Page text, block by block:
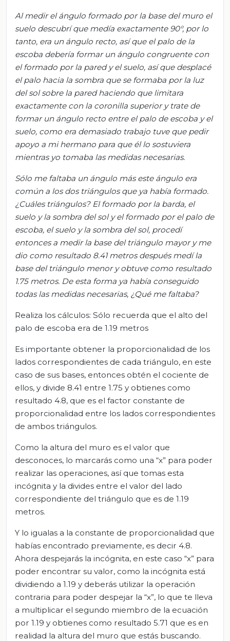
Al medir el ángulo formado por la base del muro el
suelo descubrí que medía exactamente 90°, por lo
tanto, era un ángulo recto, así que el palo de la
escoba debería formar un ángulo congruente con
el formado por la pared y el suelo, así que desplacé
el palo hacia la sombra que se formaba por la luz
del sol sobre la pared haciendo que limitara
exactamente con la coronilla superior y trate de
formar un ángulo recto entre el palo de escoba y el
suelo, como era demasiado trabajo tuve que pedir
apoyo a mi hermano para que él lo sostuviera
mientras yo tomaba las medidas necesarias.
Sólo me faltaba un ángulo más este ángulo era
común a los dos triángulos que ya había formado.
¿Cuáles triángulos? El formado por la barda, el
suelo y la sombra del sol y el formado por el palo de
escoba, el suelo y la sombra del sol, procedí
entonces a medir la base del triángulo mayor y me
dio como resultado 8.41 metros después medí la
base del triángulo menor y obtuve como resultado
1.75 metros. De esta forma ya había conseguido
todas las medidas necesarias, ¿Qué me faltaba?
Realiza los cálculos: Sólo recuerda que el alto del
palo de escoba era de 1.19 metros
Es importante obtener la proporcionalidad de los
lados correspondientes de cada triángulo, en este
caso de sus bases, entonces obtén el cociente de
ellos, y divide 8.41 entre 1.75 y obtienes como
resultado 4.8, que es el factor constante de
proporcionalidad entre los lados correspondientes
de ambos triángulos.
Como la altura del muro es el valor que
desconoces, lo marcarás como una “x” para poder
realizar las operaciones, así que tomas esta
incógnita y la divides entre el valor del lado
correspondiente del triángulo que es de 1.19
metros.
Y lo igualas a la constante de proporcionalidad que
habías encontrado previamente, es decir 4.8.
Ahora despejarás la incógnita, en este caso “x” para
poder encontrar su valor, como la incógnita está
dividiendo a 1.19 y deberás utilizar la operación
contraria para poder despejar la “x”, lo que te lleva
a multiplicar el segundo miembro de la ecuación
por 1.19 y obtienes como resultado 5.71 que es en
realidad la altura del muro que estás buscando.